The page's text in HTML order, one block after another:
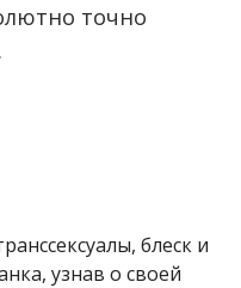
точно
блеск и
узнав о своей